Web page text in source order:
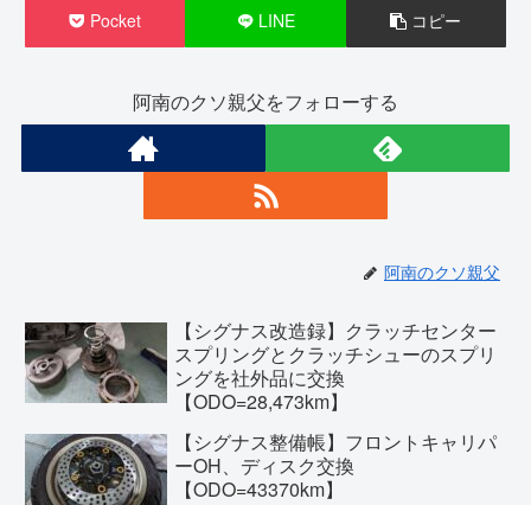
Pocket LINE コピー
阿南のクソ親父をフォローする
阿南のクソ親父
【シグナス改造録】クラッチセンター
スプリングとクラッチシューのスプリ
ングを社外品に交換
【ODO=28,473km】
【シグナス整備帳】フロントキャリパ
ーOH、ディスク交換
【ODO=43370km】